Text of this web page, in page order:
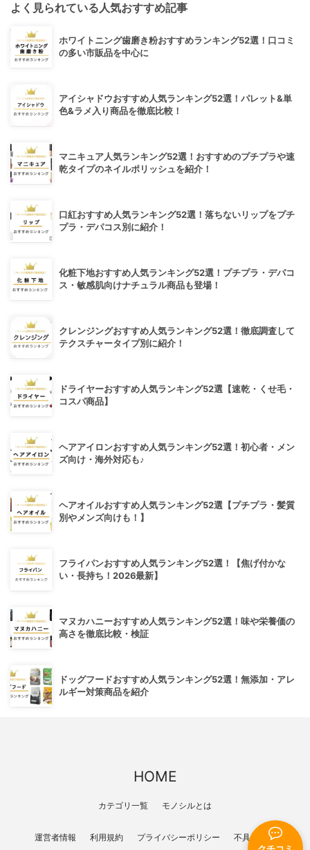
よく見られている人気おすすめ記事
ホワイトニング歯磨き粉おすすめランキング52選！口コミ
の多い市販品を中心に
アイシャドウおすすめ人気ランキング52選！パレット&単
色&ラメ入り商品を徹底比較！
マニキュア人気ランキング52選！おすすめのプチプラや速
乾タイプのネイルポリッシュを紹介！
口紅おすすめ人気ランキング52選！落ちないリップをプチ
プラ・デパコス別に紹介！
化粧下地おすすめ人気ランキング52選！プチプラ・デパコ
ス・敏感肌向けナチュラル商品も登場！
クレンジングおすすめ人気ランキング52選！徹底調査して
テクスチャータイプ別に紹介！
ドライヤーおすすめ人気ランキング52選【速乾・くせ毛・
コスパ商品】
ヘアアイロンおすすめ人気ランキング52選！初心者・メン
ズ向け・海外対応も♪
ヘアオイルおすすめ人気ランキング52選【プチプラ・髪質
別やメンズ向けも！】
フライパンおすすめ人気ランキング52選！【焦げ付かな
い・長持ち！2026最新】
マヌカハニーおすすめ人気ランキング52選！味や栄養価の
高さを徹底比較・検証
ドッグフードおすすめ人気ランキング52選！無添加・アレ
ルギー対策商品を紹介
HOME
カテゴリ一覧 モノシルとは
運営者情報 利用規約 プライバシーポリシー 不具合報告